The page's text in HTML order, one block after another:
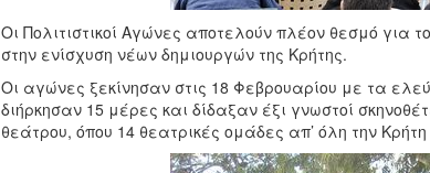
Οι Πολιτιστικοί Αγώνες αποτελούν πλέον θεσμό για
στην ενίσχυση νέων δημιουργών της Κρήτης.
Οι αγώνες ξεκίνησαν στις 18 Φεβρουαρίου με τα
διήρκησαν 15 μέρες και δίδαξαν έξι γνωστοί
θεάτρου, όπου 14 θεατρικές ομάδες απ’ όλη την